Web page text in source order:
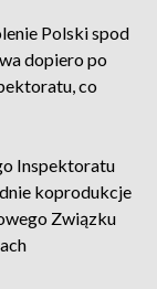
Polski spod
dopiero po
co
Inspektoratu
koprodukcje
Związku